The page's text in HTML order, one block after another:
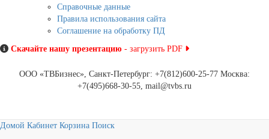
Справочные данные
Правила использования сайта
Соглашение на обработку ПД
Скачайте нашу презентацию - загрузить PDF
ООО «ТВБизнес», Санкт-Петербург: +7(812)600-25-77 Москва:
+7(495)668-30-55, mail@tvbs.ru
Домой Кабинет Корзина Поиск